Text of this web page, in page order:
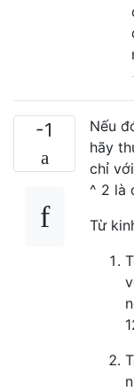
-1
Nếu
hãy
chỉ
^ 2 là
Từ